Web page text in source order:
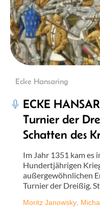
Ecke Hansaring
ECKE
Turnier der
Schatten des
Im Jahr 1351 kam es
Hundertjährigen
außergewöhnlichen
Turnier der Dreißig.
Moritz Janowsky